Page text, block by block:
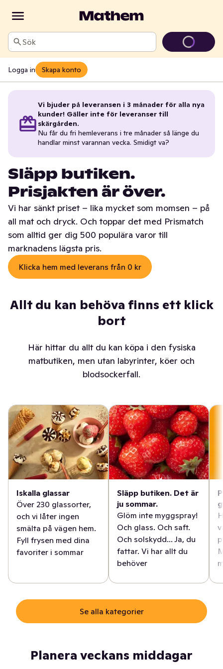
Sök
Logga in Skapa konto
Vi bjuder på leveransen i 3 månader för alla nya
kunder! Gäller inte för leveranser till
skärgården.
Nu får du fri hemleverans i tre månader så länge du
handlar minst varannan vecka. Smidigt va?
Släpp butiken.
Prisjakten är över.
Vi har sänkt priset – lika mycket som momsen – på
all mat och dryck. Och toppar det med Prismatch
som alltid ger dig 500 populära varor till
marknadens lägsta pris.
Klicka hem med leverans från 0 kr
Allt du kan behöva finns ett klick
bort
Här hittar du allt du kan köpa i den fysiska
matbutiken, men utan labyrinter, köer och
blodsockerfall.
Iskalla glassar
Över 230 glassorter,
och vi låter ingen
smälta på vägen hem.
Fyll frysen med dina
favoriter i sommar
Släpp butiken. Det är
ju sommar.
Glöm inte myggspray!
Och glass. Och saft.
Och solskydd... Ja, du
fattar. Vi har allt du
behöver
Se alla kategorier
Planera veckans middagar